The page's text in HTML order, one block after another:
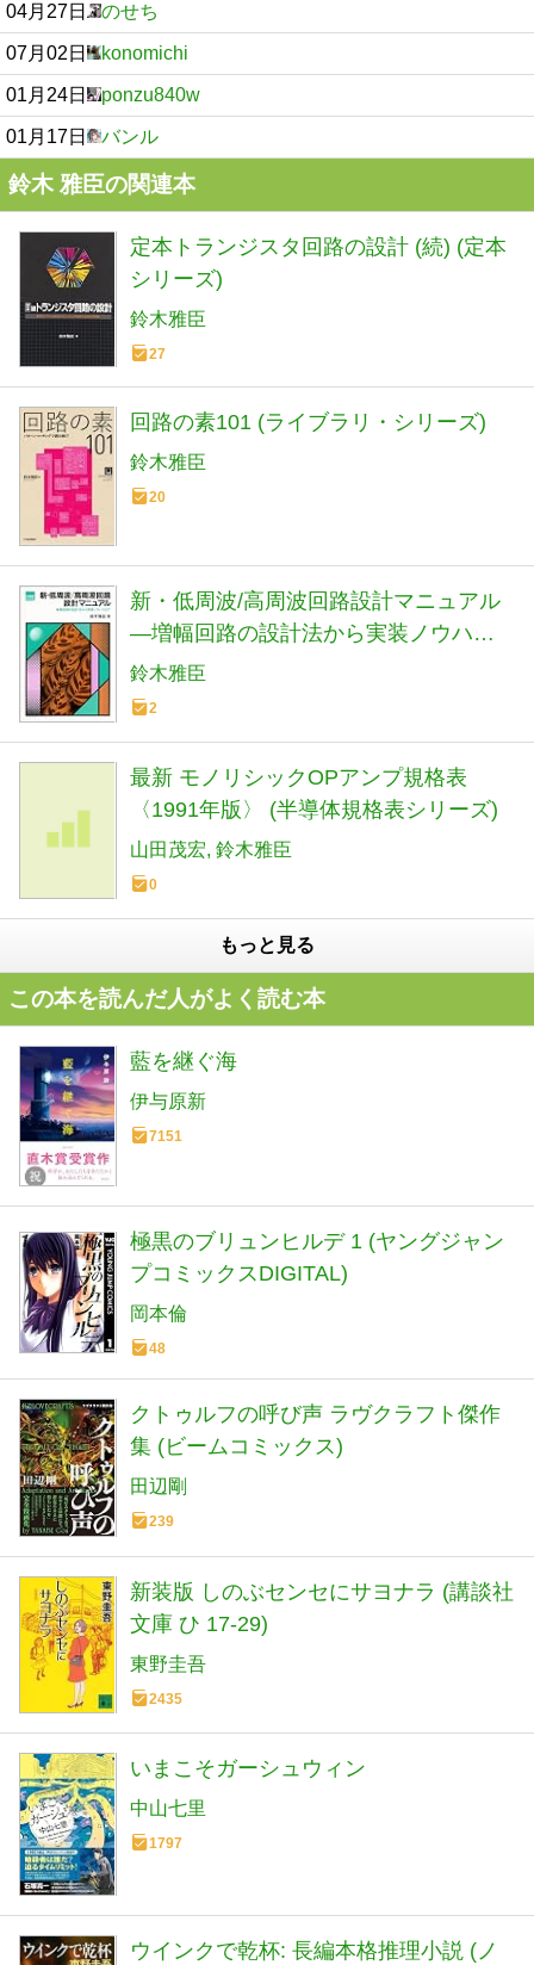
04月27日 のせち
07月02日 konomichi
01月24日 ponzu840w
01月17日 バンル
鈴木 雅臣の関連本
定本トランジスタ回路の設計 (続) (定本
シリーズ)
鈴木雅臣
27
回路の素101 (ライブラリ・シリーズ)
鈴木雅臣
20
新・低周波/高周波回路設計マニュアル
―増幅回路の設計法から実装ノウハウ
まで (CORE BOOKS)
鈴木雅臣
2
最新 モノリシックOPアンプ規格表
〈1991年版〉 (半導体規格表シリーズ)
山田茂宏 鈴木雅臣
0
もっと見る
この本を読んだ人がよく読む本
藍を継ぐ海
伊与原新
7151
極黒のブリュンヒルデ 1 (ヤングジャン
プコミックスDIGITAL)
岡本倫
48
クトゥルフの呼び声 ラヴクラフト傑作
集 (ビームコミックス)
田辺剛
239
新装版 しのぶセンセにサヨナラ (講談社
文庫 ひ 17-29)
東野圭吾
2435
いまこそガーシュウィン
中山七里
1797
ウインクで乾杯: 長編本格推理小説 (ノ